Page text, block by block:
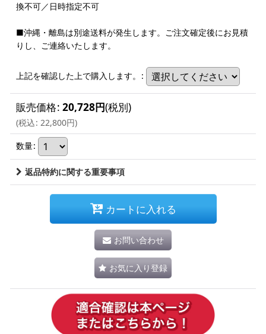
換不可／日時指定不可
■沖縄・離島は別途送料が発生します。ご注文確定後にお見積
りし、ご連絡いたします。
上記を確認した上で購入します。 :
販売価格: 20,728円(税別)
(税込: 22,800円)
数量:
返品特約に関する重要事項
カートに入れる
お問い合わせ
お気に入り登録